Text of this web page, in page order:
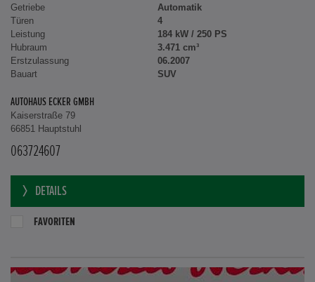
Getriebe
Automatik
Türen
4
Leistung
184 kW / 250 PS
Hubraum
3.471 cm³
Erstzulassung
06.2007
Bauart
SUV
AUTOHAUS ECKER GMBH
Kaiserstraße 79
66851 Hauptstuhl
063724607
DETAILS
FAVORITEN